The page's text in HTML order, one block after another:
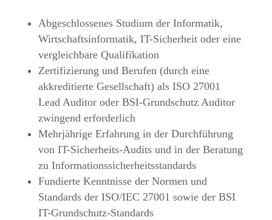
Abgeschlossenes Studium der Informatik,
Wirtschaftsinformatik, IT-Sicherheit oder eine
vergleichbare Qualifikation
Zertifizierung und Berufen (durch eine
akkreditierte Gesellschaft) als ISO 27001
Lead Auditor oder BSI-Grundschutz Auditor
zwingend erforderlich
Mehrjährige Erfahrung in der Durchführung
von IT-Sicherheits-Audits und in der Beratung
zu Informationssicherheitsstandards
Fundierte Kenntnisse der Normen und
Standards der ISO/IEC 27001 sowie der BSI
IT-Grundschutz-Standards